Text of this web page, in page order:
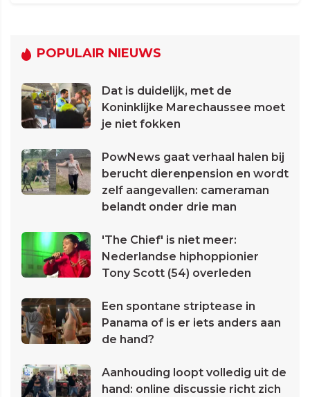
POPULAIR NIEUWS
Dat is duidelijk, met de
Koninklijke Marechaussee moet
je niet fokken
PowNews gaat verhaal halen bij
berucht dierenpension en wordt
zelf aangevallen: cameraman
belandt onder drie man
'The Chief' is niet meer:
Nederlandse hiphoppionier
Tony Scott (54) overleden
Een spontane striptease in
Panama of is er iets anders aan
de hand?
Aanhouding loopt volledig uit de
hand: online discussie richt zich